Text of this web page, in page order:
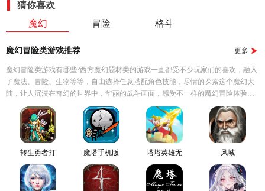
猜你喜欢
魔幻
冒险 格斗
魔幻冒险类游戏推荐 更多
魔幻冒险类游戏有哪些?西方魔幻题材类的游戏一直都受不少玩家们的喜欢，融入
了魔法、冒险、生物等等，自由选择任意搭配角色技能，尽情的探索这个魔幻大
陆，让人沉浸在奇幻的世界中，华丽的战斗画面，感受不一样的魔幻冒险体验，
感兴趣的小伙伴就来下载试试吧。
转生勇者打
魔王汉化版
魔塔手机版
塔塔英雄无
敌版
风城